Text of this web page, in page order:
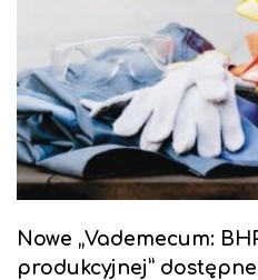
Nowe „Vademecum:
produkcyjnej”